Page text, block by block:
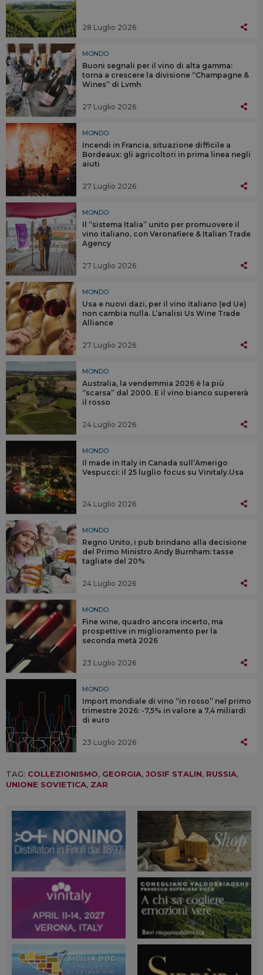
28 Luglio 2026
MONDO
Buoni segnali per il vino di alta gamma:
torna a crescere la divisione “Champagne &
Wines” di Lvmh
27 Luglio 2026
MONDO
Incendi in Francia, situazione difficile a
Bordeaux: gli agricoltori in prima linea negli
aiuti
27 Luglio 2026
MONDO
Il “sistema Italia” unito per promuovere il
vino italiano, con Veronafiere & Italian Trade
Agency
27 Luglio 2026
MONDO
Usa e nuovi dazi, per il vino italiano (ed Ue)
non cambia nulla. L’analisi Us Wine Trade
Alliance
27 Luglio 2026
MONDO
Australia, la vendemmia 2026 è la più
“scarsa” dal 2000. E il vino bianco supererà
il rosso
24 Luglio 2026
MONDO
Il made in Italy in Canada sull’Amerigo
Vespucci: il 25 luglio focus su Vinitaly.Usa
24 Luglio 2026
MONDO
Regno Unito, i pub brindano alla decisione
del Primo Ministro Andy Burnham: tasse
tagliate del 20%
24 Luglio 2026
MONDO
Fine wine, quadro ancora incerto, ma
prospettive in miglioramento per la
seconda metà 2026
23 Luglio 2026
MONDO
Import mondiale di vino “in rosso” nel primo
trimestre 2026: -7,5% in valore a 7,4 miliardi
di euro
23 Luglio 2026
TAG: COLLEZIONISMO, GEORGIA, JOSIF STALIN, RUSSIA,
UNIONE SOVIETICA, ZAR